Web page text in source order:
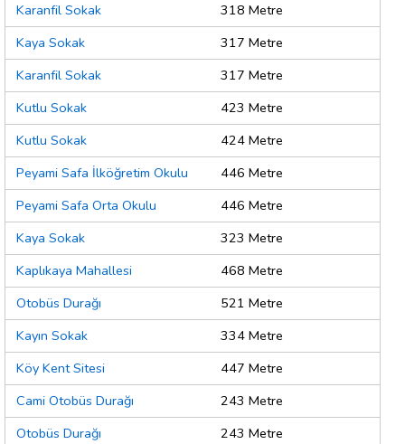
Karanfil Sokak
318 Metre
Kaya Sokak
317 Metre
Karanfil Sokak
317 Metre
Kutlu Sokak
423 Metre
Kutlu Sokak
424 Metre
Peyami Safa İlköğretim Okulu
446 Metre
Peyami Safa Orta Okulu
446 Metre
Kaya Sokak
323 Metre
Kaplıkaya Mahallesi
468 Metre
Otobüs Durağı
521 Metre
Kayın Sokak
334 Metre
Köy Kent Sitesi
447 Metre
Cami Otobüs Durağı
243 Metre
Otobüs Durağı
243 Metre